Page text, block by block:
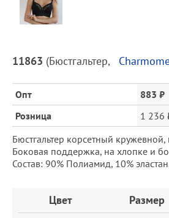
Описание
товара
и
цена
11863 (Бюстгальтер,
Опт
883 ₽
Розница
1 236
Бюстгальтер корсетный
Боковая поддержка, на хлопке и
Состав: 90% Полиамид, 10%
ЗаказЦвет Размер